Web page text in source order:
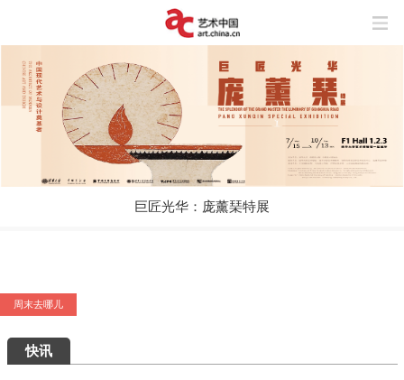
巨匠光华：庞薰琹特展
艺术5月，重磅展览扎堆来袭，有你想去的吗？
周末去哪儿
快讯